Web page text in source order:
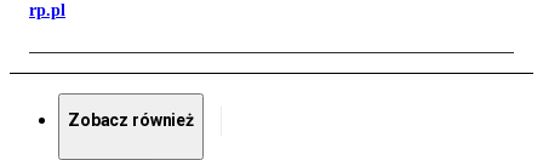
rp.pl
Zobacz również